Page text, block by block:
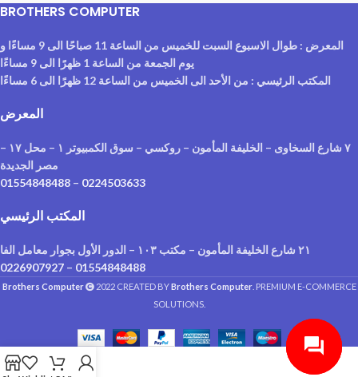
BROTHERS COMPUTER
المعرض : طوال الاسبوع السبت للخميس من الساعة 11 صباحًا الى 9 مساءًا و
يوم الجمعة من الساعة 1 ظهرًا الى 9 مساءًا
المكتب الرئيسي : من الأحد الى الخميس من الساعة 12 ظهرًا الى 6 مساءًا
المعرض
٧ شارع السخاوى – الخليفة المأمون – روكسي – سوق الكمبيوتر ١ – محل ١٧ –
مصر الجديدة
01554848488 – 0224503633
المكتب الرئيسي
٢١ شارع الخليفة المأمون – مكتب ١٠٣ – الدور الأول بجوار معامل الفا
0226907927 – 01554848488
Brothers Computer 2022 CREATED BYBrothers Computer. PREMIUM E-COMMERCE
SOLUTIONS.